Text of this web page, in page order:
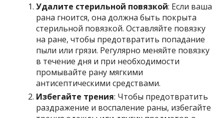
Удалите стерильной повязкой: Если ваша
рана гноится, она должна быть покрыта
стерильной повязкой. Оставляйте повязку
на ране, чтобы предотвратить попадание
пыли или грязи. Регулярно меняйте повязку
в течение дня и при необходимости
промывайте рану мягкими
антисептическими средствами.
Избегайте трения: Чтобы предотвратить
раздражение и воспаление раны, избегайте